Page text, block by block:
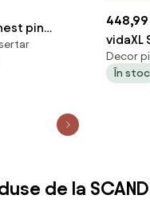
pin
448,99
vidaXL
masiv
Decor
În stoc
de la